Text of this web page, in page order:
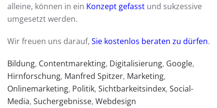
alleine, können in ein Konzept gefasst und sukzessive
umgesetzt werden.
Wir freuen uns darauf, Sie kostenlos beraten zu dürfen.
Bildung, Contentmarekting, Digitalisierung, Google,
Hirnforschung, Manfred Spitzer, Marketing,
Onlinemarketing, Politik, Sichtbarkeitsindex, Social-
Media, Suchergebnisse, Webdesign